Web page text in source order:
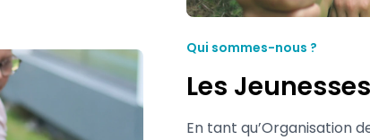
Qui sommes-nous ?
Les
En tant qu’Organisation